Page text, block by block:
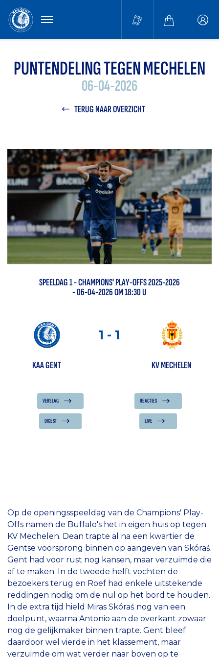
MENU
PUNTENDELING TEGEN MECHELEN
06-04-2026
TERUG NAAR OVERZICHT
SPEELDAG1-CHAMPIONS' PLAY-OFFS 2025-2026
- 06-04-2026 OM 18:30 U
1 - 1
KAA GENT KV MECHELEN
VERSLAG REACTIES
DIGEST LIVE
Op de openingsspeeldag van de Champions' Play-
Offs namen de Buffalo's het in eigen huis op tegen
KV Mechelen. Dean trapte al na een kwartier de
Gentse voorsprong binnen op aangeven van Skóraś.
Gent had voor rust nog kansen, maar verzuimde die
af te maken. In de tweede helft vochten de
bezoekers terug en Roef had enkele uitstekende
reddingen nodig om de nul op het bord te houden.
In de extra tijd hield Miras Skóraś nog van een
doelpunt, waarna Antonio aan de overkant zowaar
nog de gelijkmaker binnen trapte. Gent bleef
daardoor wel vierde in het klassement, maar
verzuimde om wat verder naar boven op te